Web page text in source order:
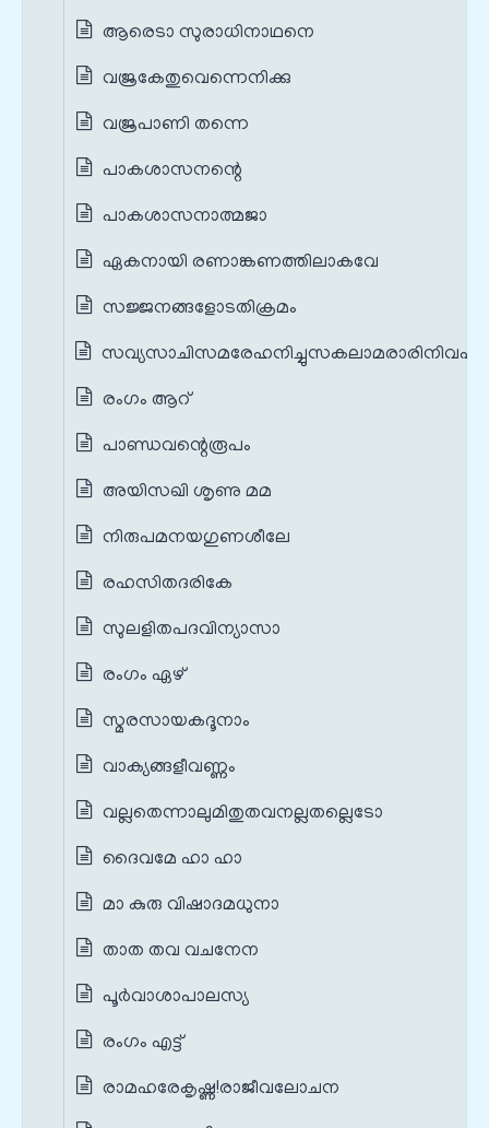
ആരെടാ സുരാധിനാഥനെ
വജ്രകേതുവെന്നെനിക്കു
വജ്രപാണി തന്നെ
പാകശാസനന്റെ
പാകശാസനാത്മജാ
ഏകനായി രണാങ്കണത്തിലാകവേ
സജ്ജനങ്ങളോടതിക്രമം
രംഗം ആറ്
പാണ്ഡവന്റെരൂപം
അയിസഖി ശൃണു മമ
നിരുപമനയഗുണശീലേ
രഹസിതദരികേ
സുലളിതപദവിന്യാസാ
രംഗം ഏഴ്
സ്മരസായകദൂനാം
വാക്യങ്ങളീവണ്ണം
വല്ലതെന്നാലുമിതുതവനല്ലതല്ലെടോ
ദൈവമേ ഹാ ഹാ
മാ കുരു വിഷാദമധുനാ
താത തവ വചനേന
പൂർവാശാപാലസ്യ
രംഗം എട്ട്
രാമഹരേകൃഷ്ണ!രാജീവലോചന